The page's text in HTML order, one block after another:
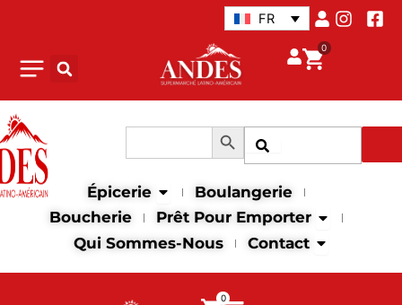
FR
0
Search
Search Button
Épicerie Open Épicerie
Boulangerie
Boucherie
Prêt Pour Emporter Open Prêt
Qui Sommes-Nous Contact Open
0